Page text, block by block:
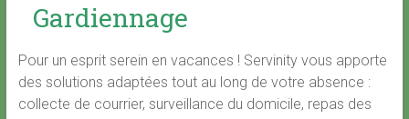
Gardiennage
Pour un esprit serein en vacances ! Servinity vous apporte
des solutions adaptées tout au long de votre absence :
collecte de courrier, surveillance du domicile, repas des